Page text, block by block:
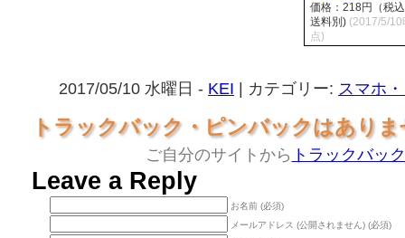
価格：218円（税
送料別) (2017/5/10
点)
2017/05/10 水曜日 - KEI | カテゴリー: スマホ
トラックバック・ピンバックはあり
ご自分のサイトから トラックバック
Leave a Reply
お名前 (必須)
メールアドレス (公開されません) (必須)